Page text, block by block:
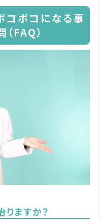
コボコになる事
FAQ）
ますか？